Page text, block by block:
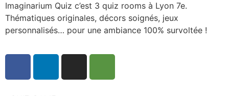
Imaginarium Quiz c’est 3 quiz rooms à Lyon 7e.
Thématiques originales, décors soignés, jeux
personnalisés… pour une ambiance 100% survoltée !